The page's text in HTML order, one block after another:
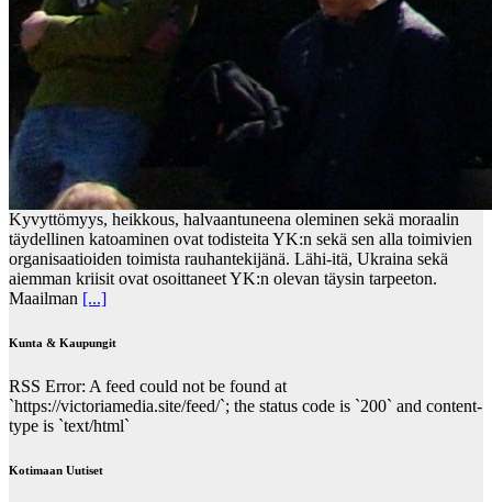
Kyvyttömyys, heikkous, halvaantuneena oleminen sekä moraalin
täydellinen katoaminen ovat todisteita YK:n sekä sen alla toimivien
organisaatioiden toimista rauhantekijänä. Lähi-itä, Ukraina sekä
aiemman kriisit ovat osoittaneet YK:n olevan täysin tarpeeton.
Maailman [...]
Kunta & Kaupungit
RSS Error: A feed could not be found at
`https://victoriamedia.site/feed/`; the status code is `200` and content-
type is `text/html`
Kotimaan Uutiset